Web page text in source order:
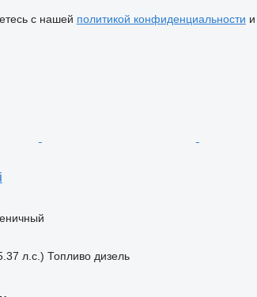
с нашей политикой конфиденциальности и
л.с.) Топливо дизель